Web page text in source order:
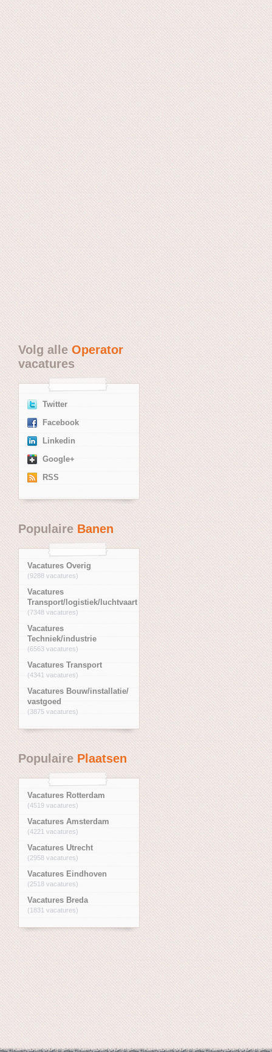
Volg alleOperator
vacatures
Twitter
Facebook
Linkedin
Google+
RSS
PopulaireBanen
Vacatures Overig
(9288 vacatures)
Vacatures
Transport/logistiek/luchtvaart
(7348 vacatures)
Vacatures
Techniek/industrie
(6563 vacatures)
Vacatures Transport
(4341 vacatures)
Vacatures Bouw/installatie/
vastgoed
(3875 vacatures)
PopulairePlaatsen
Vacatures Rotterdam
(4519 vacatures)
Vacatures Amsterdam
(4221 vacatures)
Vacatures Utrecht
(2958 vacatures)
Vacatures Eindhoven
(2518 vacatures)
Vacatures Breda
(1831 vacatures)